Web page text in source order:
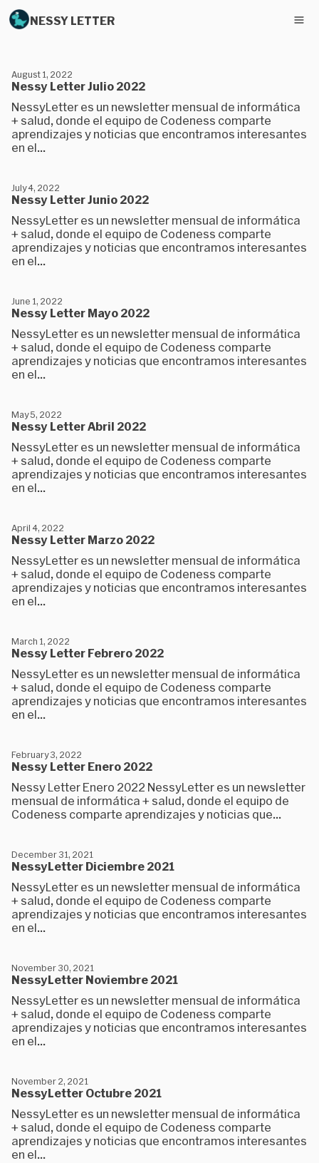
NESSY LETTER
Nessy Letter Julio 2022
August 1, 2022
NessyLetter es un newsletter mensual de informática
+ salud, donde el equipo de Codeness comparte
aprendizajes y noticias que encontramos interesantes
en el...
Nessy Letter Junio 2022
July 4, 2022
NessyLetter es un newsletter mensual de informática
+ salud, donde el equipo de Codeness comparte
aprendizajes y noticias que encontramos interesantes
en el...
Nessy Letter Mayo 2022
June 1, 2022
NessyLetter es un newsletter mensual de informática
+ salud, donde el equipo de Codeness comparte
aprendizajes y noticias que encontramos interesantes
en el...
Nessy Letter Abril 2022
May 5, 2022
NessyLetter es un newsletter mensual de informática
+ salud, donde el equipo de Codeness comparte
aprendizajes y noticias que encontramos interesantes
en el...
Nessy Letter Marzo 2022
April 4, 2022
NessyLetter es un newsletter mensual de informática
+ salud, donde el equipo de Codeness comparte
aprendizajes y noticias que encontramos interesantes
en el...
Nessy Letter Febrero 2022
March 1, 2022
NessyLetter es un newsletter mensual de informática
+ salud, donde el equipo de Codeness comparte
aprendizajes y noticias que encontramos interesantes
en el...
Nessy Letter Enero 2022
February 3, 2022
Nessy Letter Enero 2022 NessyLetter es un newsletter
mensual de informática + salud, donde el equipo de
Codeness comparte aprendizajes y noticias que...
NessyLetter Diciembre 2021
December 31, 2021
NessyLetter es un newsletter mensual de informática
+ salud, donde el equipo de Codeness comparte
aprendizajes y noticias que encontramos interesantes
en el...
NessyLetter Noviembre 2021
November 30, 2021
NessyLetter es un newsletter mensual de informática
+ salud, donde el equipo de Codeness comparte
aprendizajes y noticias que encontramos interesantes
en el...
NessyLetter Octubre 2021
November 2, 2021
NessyLetter es un newsletter mensual de informática
+ salud, donde el equipo de Codeness comparte
aprendizajes y noticias que encontramos interesantes
en el...